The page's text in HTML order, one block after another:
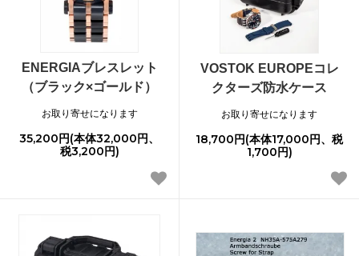
ENERGIAブレスレット
（ブラック×ゴールド）
お取り寄せになります
35,200円(本体32,000円、
税3,200円)
VOSTOK EUROPEコレ
クターズ防水ケース
お取り寄せになります
18,700円(本体17,000円、税
1,700円)